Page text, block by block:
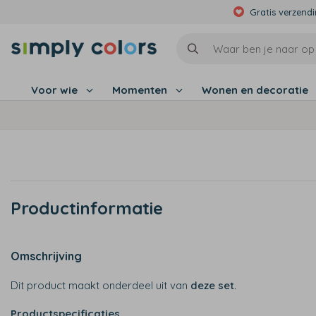
Gratis
Voor wie Momenten Wonen en decoratie
Productinformatie
Omschrijving
Dit product maakt onderdeel uit van deze set.